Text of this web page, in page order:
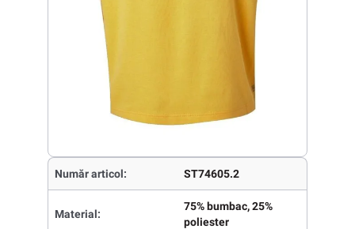
Număr articol: ST74605.2
Material:
75% bumbac, 25%
poliester